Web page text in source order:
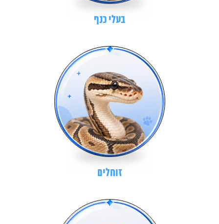
בעלי כנף
זוחלים